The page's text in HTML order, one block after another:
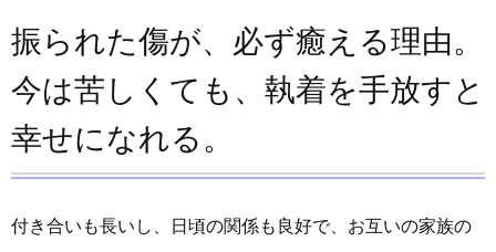
振られた傷が、必ず癒える理由。
今は苦しくても、執着を手放すと
幸せになれる。
付き合いも長いし、日頃の関係も良好で、お互いの家族の